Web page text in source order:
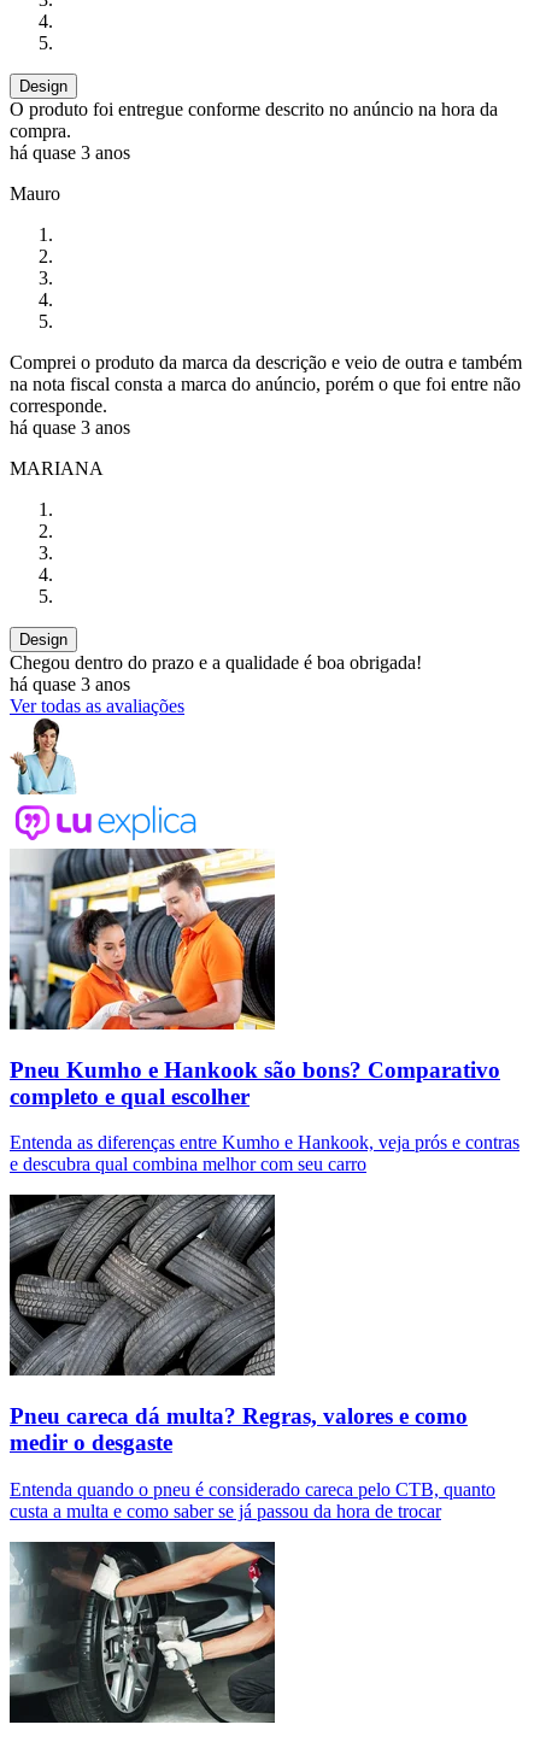
Design
O produto foi entregue conforme descrito no anúncio na hora da
compra.
há quase 3 anos
Mauro
Comprei o produto da marca da descrição e veio de outra e também
na nota fiscal consta a marca do anúncio, porém o que foi entre não
corresponde.
há quase 3 anos
MARIANA
Design
Chegou dentro do prazo e a qualidade é boa obrigada!
há quase 3 anos
Ver todas as avaliações
Pneu Kumho e Hankook são bons? Comparativo
completo e qual escolher
Entenda as diferenças entre Kumho e Hankook, veja prós e contras
e descubra qual combina melhor com seu carro
Pneu careca dá multa? Regras, valores e como
medir o desgaste
Entenda quando o pneu é considerado careca pelo CTB, quanto
custa a multa e como saber se já passou da hora de trocar